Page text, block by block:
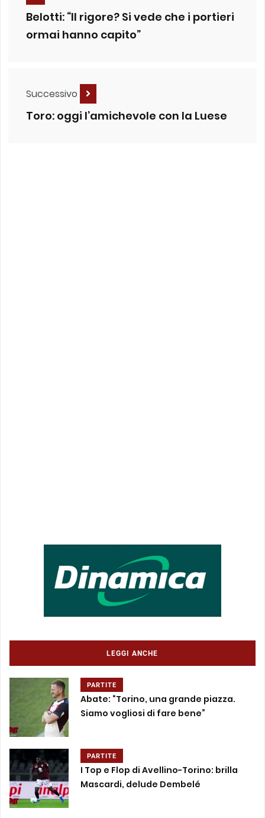
Belotti: “Il rigore? Si vede che i portieri
ormai hanno capito”
Successivo
Toro: oggi l’amichevole con la Luese
LEGGI ANCHE
PARTITE
Abate: “Torino, una grande piazza.
Siamo vogliosi di fare bene”
PARTITE
I Top e Flop di Avellino-Torino: brilla
Mascardi, delude Dembelé